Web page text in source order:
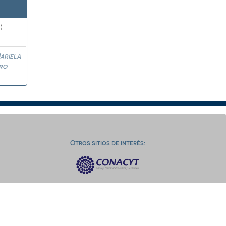
Otros sitios de interés: